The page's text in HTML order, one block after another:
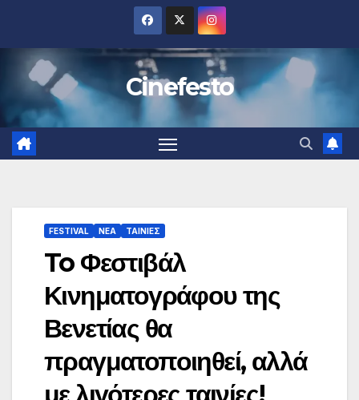
περιεχόμενο
Cinefesto
FESTIVAL ΝΕΑ ΤΑΙΝΙΕΣ
To Φεστιβάλ
Κινηματογράφου της
Βενετίας θα
πραγματοποιηθεί, αλλά